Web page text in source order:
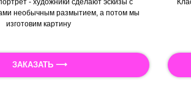
- художники сделают эскизы с
необычным размытием, а потом мы
изготовим картину
ЗАКАЗАТЬ ⟶